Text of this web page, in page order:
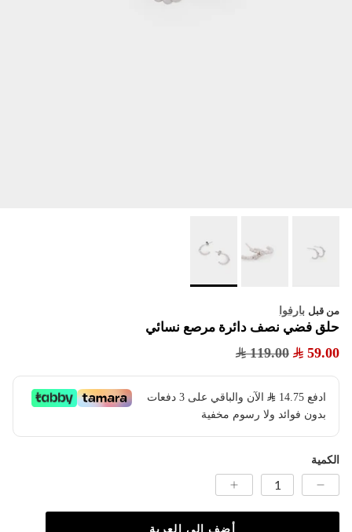
من قبل بارفوا
حلق فضي نصف دائرة مرصع نسائي
59.00
119.00
ادفع 14.75
​ الآن والباقي على 3 دفعات
بدون فوائد ولا رسوم مخفية
الكمية
أضف إلى العربة